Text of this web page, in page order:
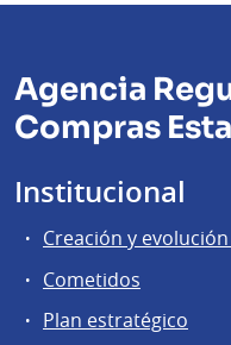
Agencia
Compras
Institucional
Creación y
Cometidos
Plan estratégico